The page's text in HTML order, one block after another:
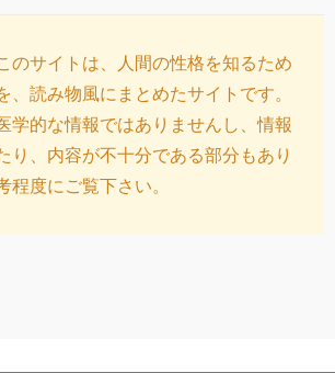
のサイトは、人間の性格を知るため
、読み物風にまとめたサイトです。
学的な情報ではありませんし、情報
り、内容が不十分である部分もあり
程度にご覧下さい。